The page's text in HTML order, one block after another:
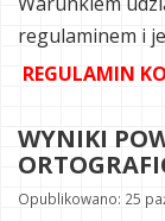
regulaminem i
REGULAMIN
WYNIKI
Opublikowano: 25